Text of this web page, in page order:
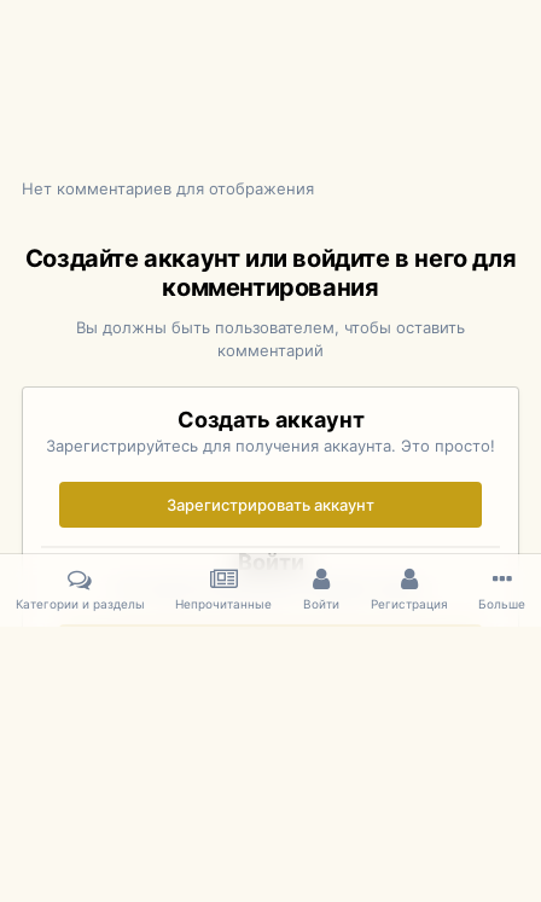
Нет комментариев для отображения
Создайте аккаунт или войдите в него для
комментирования
Вы должны быть пользователем, чтобы оставить
комментарий
Создать аккаунт
Зарегистрируйтесь для получения аккаунта. Это просто!
Зарегистрировать аккаунт
Войти
Уже зарегистрированы? Войдите здесь.
Категории и разделы Непрочитанные Войти Регистрация Больше